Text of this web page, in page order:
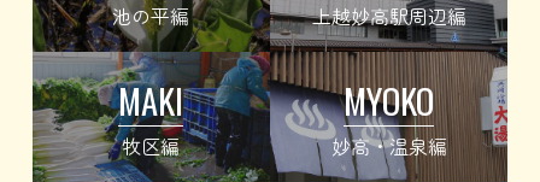
池の平編 上越妙高駅周辺編
MAKI
牧区編
MYOKO
妙高・温泉編